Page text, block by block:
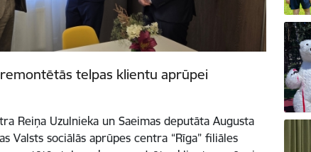
telpas klientu aprūpei
Reiņa Uzulnieka un Saeimas deputāta Augusta
Valsts sociālās aprūpes centra “Rīga” filiāles